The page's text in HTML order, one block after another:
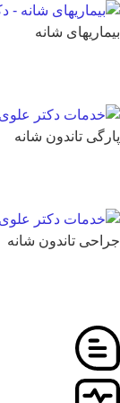
شانه
تاندون شانه
تاندون شانه